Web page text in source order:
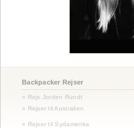
Backpacker Rejser
» Rejs Jorden Rundt
» Rejser til Australien
» Rejser til Sydamerika